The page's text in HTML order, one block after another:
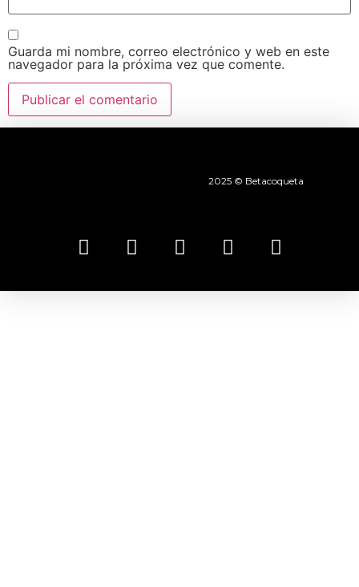
Guarda mi nombre, correo electrónico y web en este
navegador para la próxima vez que comente.
2025 © Betacoqueta